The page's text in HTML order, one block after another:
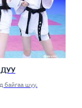
байгаа шүү.